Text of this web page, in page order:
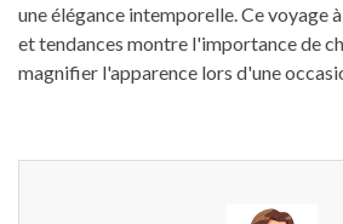
une élégance intemporelle. Ce voyage
et tendances montre l'importance de
magnifier l'apparence lors d'une